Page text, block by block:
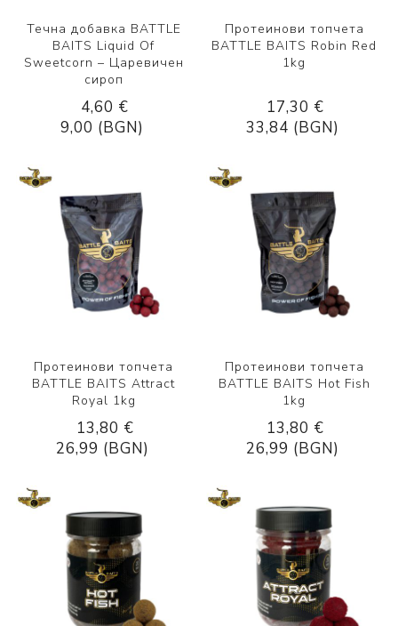
Течна добавка BATTLE
BAITS Liquid Of
Sweetcorn – Царевичен
сироп
4,60 €
9,00 (BGN)
Протеинови топчета
BATTLE BAITS Robin Red
1kg
17,30 €
33,84 (BGN)
Протеинови топчета
BATTLE BAITS Attract
Royal 1kg
13,80 €
26,99 (BGN)
Протеинови топчета
BATTLE BAITS Hot Fish
1kg
13,80 €
26,99 (BGN)